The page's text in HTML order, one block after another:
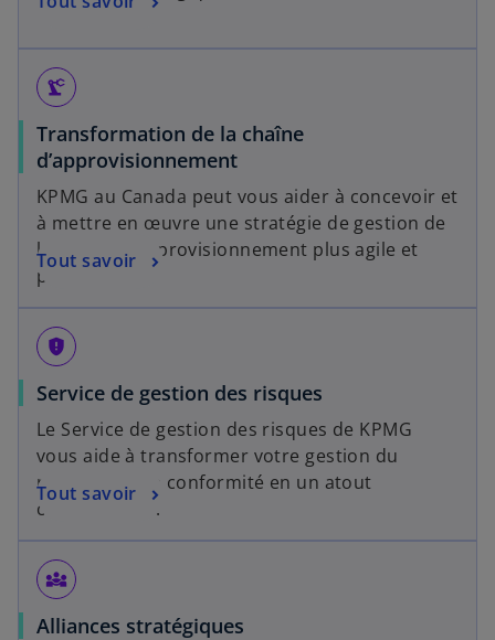
precision_manufacturing
Transformation de la chaîne
d’approvisionnement
KPMG au Canada peut vous aider à concevoir et
à mettre en œuvre une stratégie de gestion de
la chaîne d’approvisionnement plus agile et
plus efficace.
Tout savoir
gpp_maybe
Service de gestion des risques
Le Service de gestion des risques de KPMG
vous aide à transformer votre gestion du
risque et de la conformité en un atout
concurrentiel.
Tout savoir
diversity_3
Alliances stratégiques